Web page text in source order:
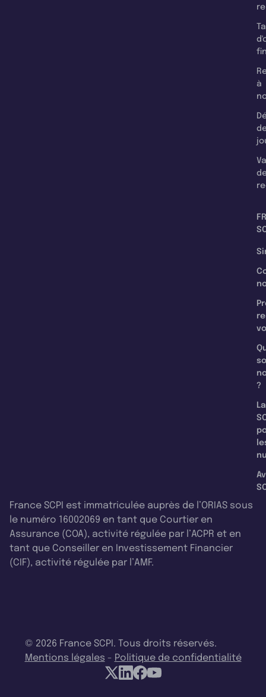
à
?
La
France SCPI est immatriculée auprès de l’ORIAS sous
le numéro 16002069 en tant que Courtier en
Assurance (COA), activité régulée par l’ACPR et en
tant que Conseiller en Investissement Financier
(CIF), activité régulée par l’AMF.
© 2026 France SCPI. Tous droits réservés.
Mentions légales - Politique de confidentialité